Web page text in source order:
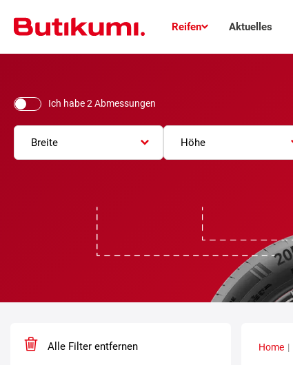
Reifen Aktuelles
Ich habe 2 Abmessungen
Breite Höhe
Alle Filter entfernen Home |